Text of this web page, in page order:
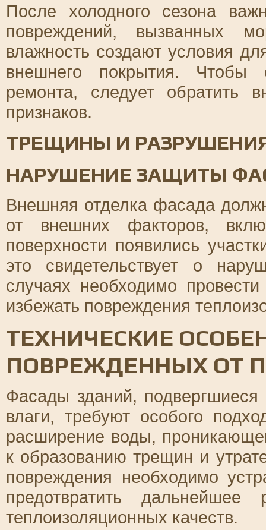
После холодного сезона
повреждений, вызванных
влажность создают условия
внешнего покрытия. Чтобы
ремонта, следует обратить
признаков.
ТРЕЩИНЫ И
НАРУШЕНИЕ ЗАЩИТЫ
Внешняя отделка фасада
от внешних факторов,
поверхности появились
это свидетельствует о
случаях необходимо
избежать повреждения
ТЕХНИЧЕСКИЕ
ПОВРЕЖДЕННЫХ ОТ
Фасады зданий, подвергшиеся
влаги, требуют особого
расширение воды,
к образованию трещин и
повреждения необходимо
предотвратить
теплоизоляционных качеств.